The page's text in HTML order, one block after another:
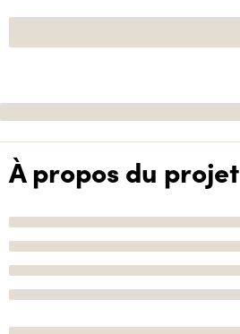
À propos du projet